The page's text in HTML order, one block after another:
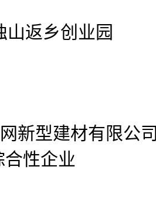
山返乡创业园
新型建材有限公司
性企业